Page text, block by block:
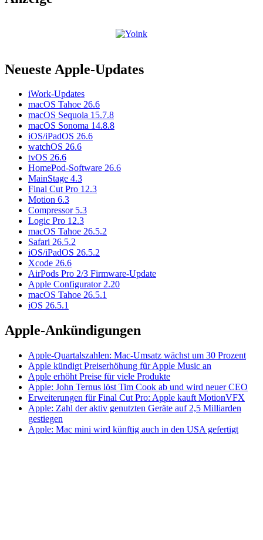
Neueste Apple-Updates
iWork-Updates
macOS Tahoe 26.6
macOS Sequoia 15.7.8
macOS Sonoma 14.8.8
iOS/iPadOS 26.6
watchOS 26.6
tvOS 26.6
HomePod-Software 26.6
MainStage 4.3
Final Cut Pro 12.3
Motion 6.3
Compressor 5.3
Logic Pro 12.3
macOS Tahoe 26.5.2
Safari 26.5.2
iOS/iPadOS 26.5.2
Xcode 26.6
AirPods Pro 2/3 Firmware-Update
Apple Configurator 2.20
macOS Tahoe 26.5.1
iOS 26.5.1
Apple-Ankündigungen
Apple-Quartalszahlen: Mac-Umsatz wächst um 30 Prozent
Apple kündigt Preiserhöhung für Apple Music an
Apple erhöht Preise für viele Produkte
Apple: John Ternus löst Tim Cook ab und wird neuer CEO
Erweiterungen für Final Cut Pro: Apple kauft MotionVFX
Apple: Zahl der aktiv genutzten Geräte auf 2,5 Milliarden
gestiegen
Apple: Mac mini wird künftig auch in den USA gefertigt